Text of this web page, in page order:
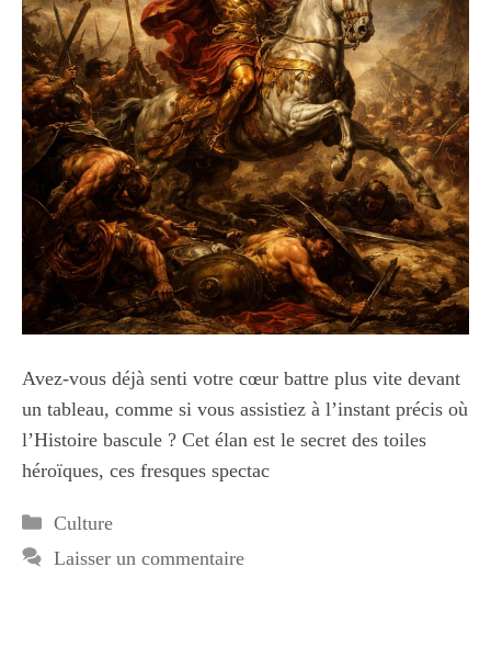
Avez-vous déjà senti votre cœur battre plus vite devant
un tableau, comme si vous assistiez à l’instant précis où
l’Histoire bascule ? Cet élan est le secret des toiles
héroïques, ces fresques spectac
Catégories
Culture
Laisser un commentaire